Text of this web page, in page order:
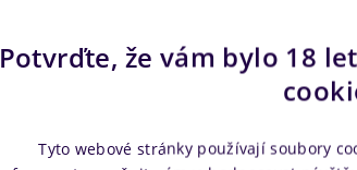
Potvrďte, že vám bylo 18
Tyto webové stránky používají soubory